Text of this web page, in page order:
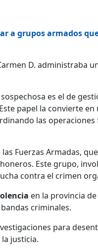
a grupos armados
D. administraba
es el de
papel la convierte
las
Fuerzas Armadas,
Este grupo,
contra el crimen
en la provincia de
criminales.
para
justicia.